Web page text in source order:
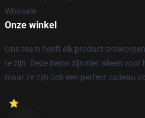
Whosale
Onze winkel
Ons team heeft elk product
te zijn. Deze items zijn niet alleen
maar ze zijn ook een perfect cadeau